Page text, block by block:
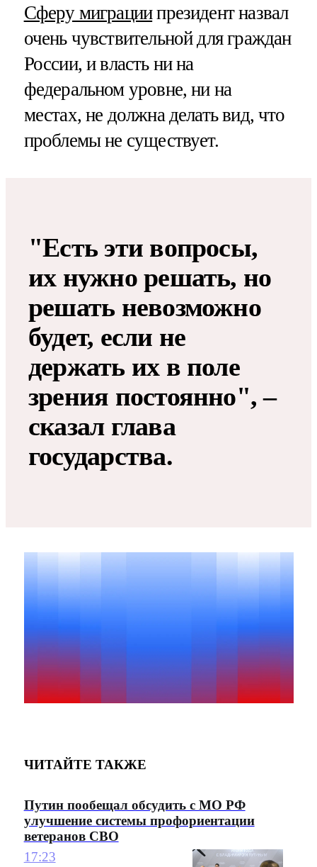
Сферу миграциипрезидент назвал
очень чувствительной для граждан
России, и власть ни на
федеральном уровне, ни на
местах, не должна делать вид, что
проблемы не существует.
"Есть эти вопросы,
их нужно решать, но
решать невозможно
будет, если не
держать их в поле
зрения постоянно", –
сказал глава
государства.
ЧИТАЙТЕ ТАКЖЕ
Путин пообещал обсудить с МО РФ
улучшение системы профориентации
ветеранов СВО
17:23